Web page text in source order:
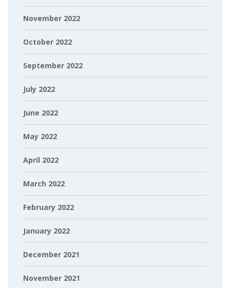
November 2022
October 2022
September 2022
July 2022
June 2022
May 2022
April 2022
March 2022
February 2022
January 2022
December 2021
November 2021